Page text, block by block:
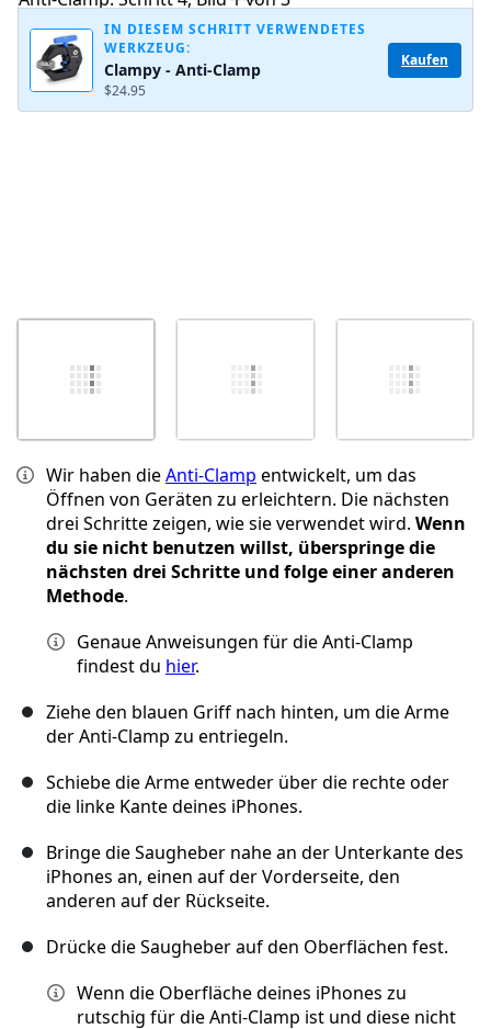
Abbrechen Kommentieren
IN DIESEM SCHRITT VERWENDETES
WERKZEUG:
Clampy - Anti-Clamp
$24.95
Kaufen
Wir haben dieAnti-Clamp entwickelt, um das
Öffnen von Geräten zu erleichtern. Die nächsten
drei Schritte zeigen, wie sie verwendet wird. Wenn
du sie nicht benutzen willst, überspringe die
nächsten drei Schritte und folge einer anderen
Methode.
Genaue Anweisungen für die Anti-Clamp
findest du hier.
Ziehe den blauen Griff nach hinten, um die Arme
der Anti-Clamp zu entriegeln.
Schiebe die Arme entweder über die rechte oder
die linke Kante deines iPhones.
Bringe die Saugheber nahe an der Unterkante des
iPhones an, einen auf der Vorderseite, den
anderen auf der Rückseite.
Drücke die Saugheber auf den Oberflächen fest.
Wenn die Oberfläche deines iPhones zu
rutschig für die Anti-Clamp ist und diese nicht